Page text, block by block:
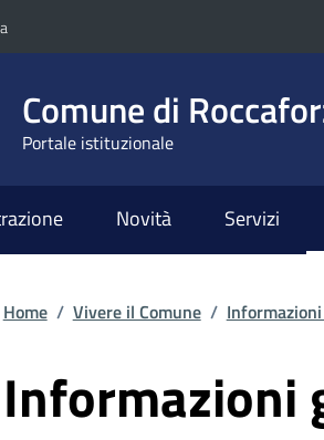
Comune di
Portale istituzionale
Novità Servizi
Home / Vivere il Comune /
Informazioni